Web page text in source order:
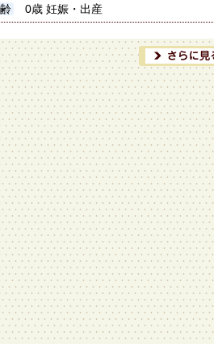
0歳 妊娠・出産